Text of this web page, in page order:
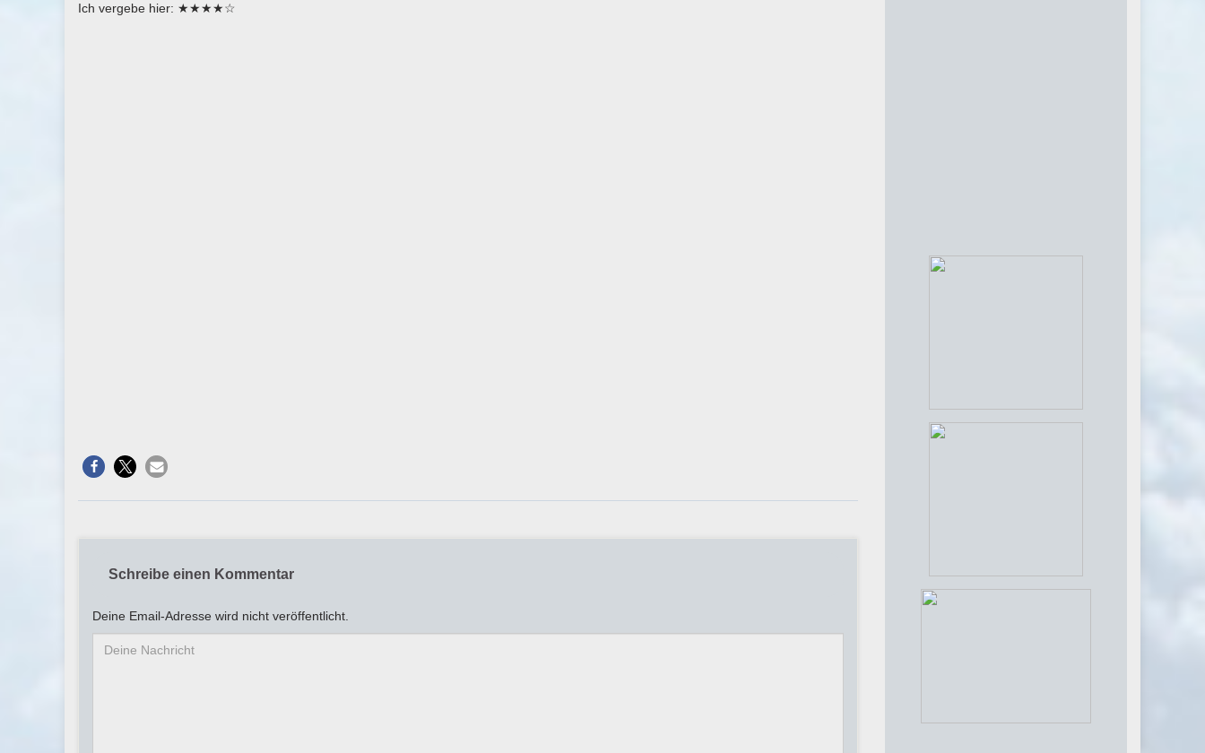
Ich vergebe hier: ★★★★☆
Schreibe einen Kommentar
Deine Email-Adresse wird nicht veröffentlicht.